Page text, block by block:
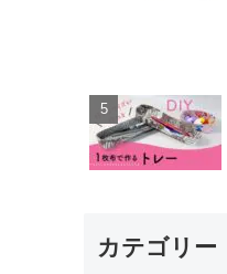
カテゴリー